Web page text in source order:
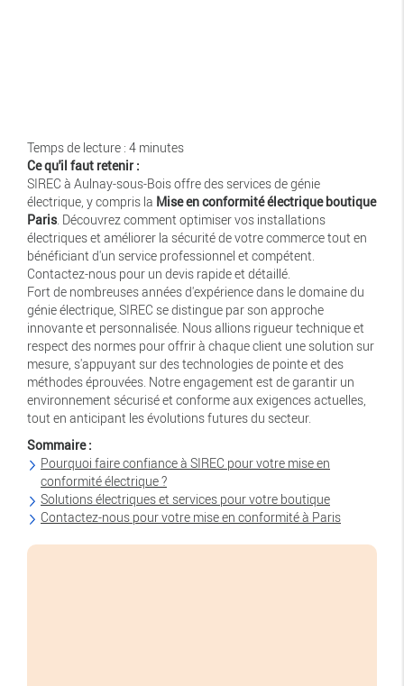
Temps de lecture : 4 minutes
Ce qu'il faut retenir :
SIREC à Aulnay-sous-Bois offre des services de génie
électrique, y compris la Mise en conformité électrique boutique
Paris. Découvrez comment optimiser vos installations
électriques et améliorer la sécurité de votre commerce tout en
bénéficiant d'un service professionnel et compétent.
Contactez-nous pour un devis rapide et détaillé.
Fort de nombreuses années d'expérience dans le domaine du
génie électrique, SIREC se distingue par son approche
innovante et personnalisée. Nous allions rigueur technique et
respect des normes pour offrir à chaque client une solution sur
mesure, s'appuyant sur des technologies de pointe et des
méthodes éprouvées. Notre engagement est de garantir un
environnement sécurisé et conforme aux exigences actuelles,
tout en anticipant les évolutions futures du secteur.
Sommaire :
Pourquoi faire confiance à SIREC pour votre mise en
conformité électrique ?
Solutions électriques et services pour votre boutique
Contactez-nous pour votre mise en conformité à Paris